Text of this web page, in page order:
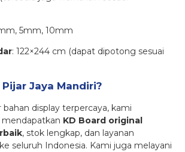
5mm, 10mm
: 122×244 cm (dapat dipotong sesuai
Jaya Mandiri?
display terpercaya, kami
KD Board original
, stok lengkap, dan layanan
seluruh Indonesia. Kami juga melayani